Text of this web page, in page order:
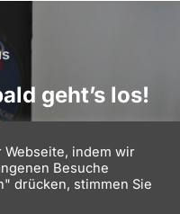
geht’s los!
indem wir
Besuche
drücken, stimmen Sie